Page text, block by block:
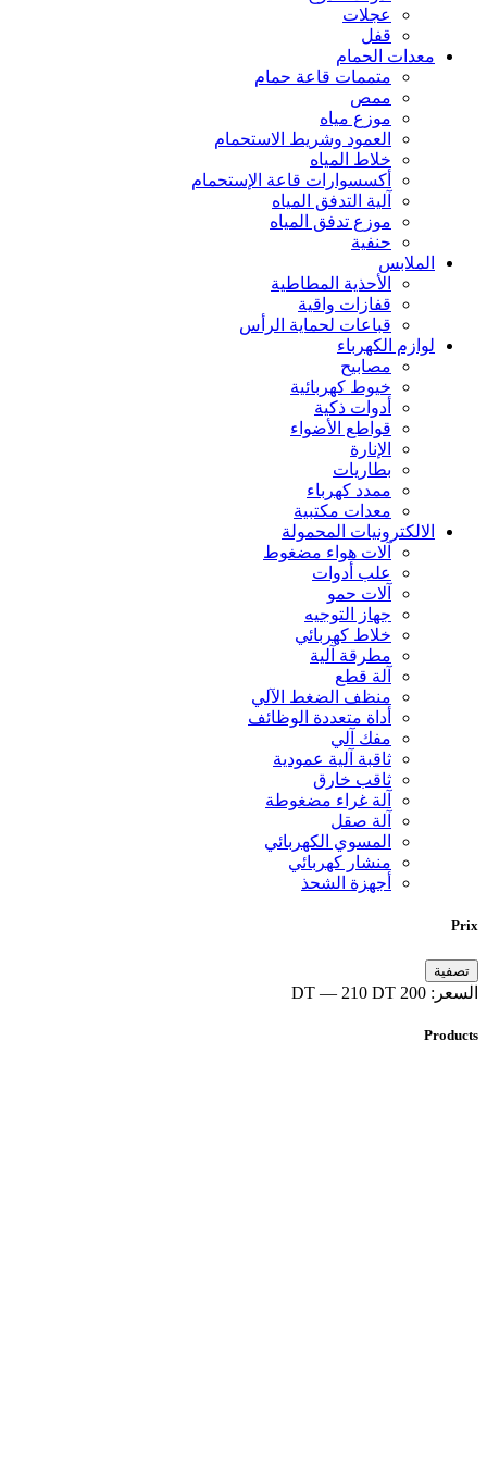
عجلات
قفل
معدات الحمام
متممات قاعة حمام
ممص
موزع مياه
العمود وشريط الاستحمام
خلاط المياه
أكسسوارات قاعة الإستحمام
آلية التدفق المياه
موزع تدفق المياه
حنفية
الملابس
الأحذية المطاطية
قفازات واقية
قباعات لحماية الرأس
لوازم الكهرباء
مصابيح
خيوط كهربائية
أدوات ذكية
قواطع الأضواء
الإنارة
بطاريات
ممدد كهرباء
معدات مكتبية
الالكترونيات المحمولة
آلات هواء مضغوط
علب أدوات
آلات حمو
جهاز التوجيه
خلاط كهربائي
مطرقة آلية
آلة قطع
منظف الضغط الآلي
أداة متعددة الوظائف
مفك آلي
ثاقبة آلية عمودية
ثاقب خارق
آلة غراء مضغوطة
آلة صقل
المسوي الكهربائي
منشار كهربائي
أجهزة الشحذ
Prix
تصفية
السعر: 200 DT
— 210 DT
Products